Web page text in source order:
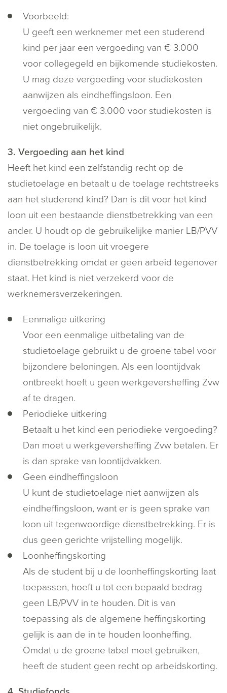
Voorbeeld:
U geeft een werknemer met een studerend
kind per jaar een vergoeding van € 3.000
voor collegegeld en bijkomende studiekosten.
U mag deze vergoeding voor studiekosten
aanwijzen als eindheffingsloon. Een
vergoeding van € 3.000 voor studiekosten is
niet ongebruikelijk.
3. Vergoeding aan het kind
Heeft het kind een zelfstandig recht op de
studietoelage en betaalt u de toelage rechtstreeks
aan het studerend kind? Dan is dit voor het kind
loon uit een bestaande dienstbetrekking van een
ander. U houdt op de gebruikelijke manier LB/PVV
in. De toelage is loon uit vroegere
dienstbetrekking omdat er geen arbeid tegenover
staat. Het kind is niet verzekerd voor de
werknemersverzekeringen.
Eenmalige uitkering
Voor een eenmalige uitbetaling van de
studietoelage gebruikt u de groene tabel voor
bijzondere beloningen. Als een loontijdvak
ontbreekt hoeft u geen werkgeversheffing Zvw
af te dragen.
Periodieke uitkering
Betaalt u het kind een periodieke vergoeding?
Dan moet u werkgeversheffing Zvw betalen. Er
is dan sprake van loontijdvakken.
Geen eindheffingsloon
U kunt de studietoelage niet aanwijzen als
eindheffingsloon, want er is geen sprake van
loon uit tegenwoordige dienstbetrekking. Er is
dus geen gerichte vrijstelling mogelijk.
Loonheffingskorting
Als de student bij u de loonheffingskorting laat
toepassen, hoeft u tot een bepaald bedrag
geen LB/PVV in te houden. Dit is van
toepassing als de algemene heffingskorting
gelijk is aan de in te houden loonheffing.
Omdat u de groene tabel moet gebruiken,
heeft de student geen recht op arbeidskorting.